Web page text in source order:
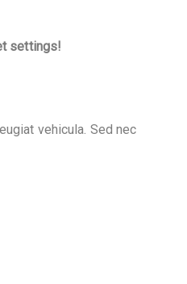
settings!
vehicula. Sed nec